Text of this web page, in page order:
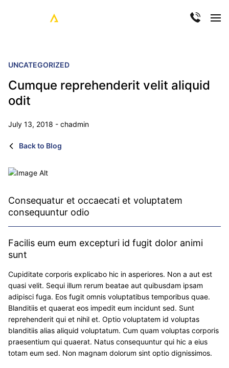
UNCATEGORIZED
Cumque reprehenderit velit aliquid
odit
July 13, 2018 - chadmin
Back to Blog
Consequatur et occaecati et voluptatem
consequuntur odio
Facilis eum eum excepturi id fugit dolor animi
sunt
Cupiditate corporis explicabo hic in asperiores. Non a aut est
quasi velit. Sequi illum rerum beatae aut quibusdam ipsam
adipisci fuga. Eos fugit omnis voluptatibus temporibus quae.
Blanditiis et quaerat eos impedit eum incidunt sed. Sunt
reprehenderit qui et nihil et. Optio voluptatem id voluptas
blanditiis alias aliquid voluptatum. Cum quam voluptas corporis
praesentium qui quaerat. Natus consequuntur qui hic a eius
totam eum sed. Non magnam dolorum sint optio dignissimos.